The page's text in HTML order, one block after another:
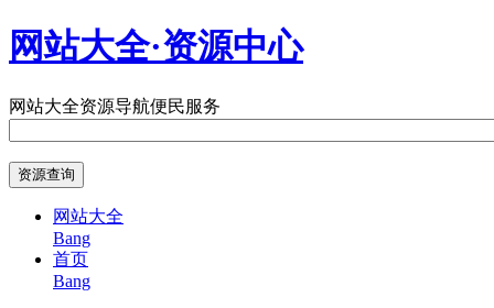
网站大全·资源中心
网站大全资源导航便民服务
网站大全
Bang
首页
Bang